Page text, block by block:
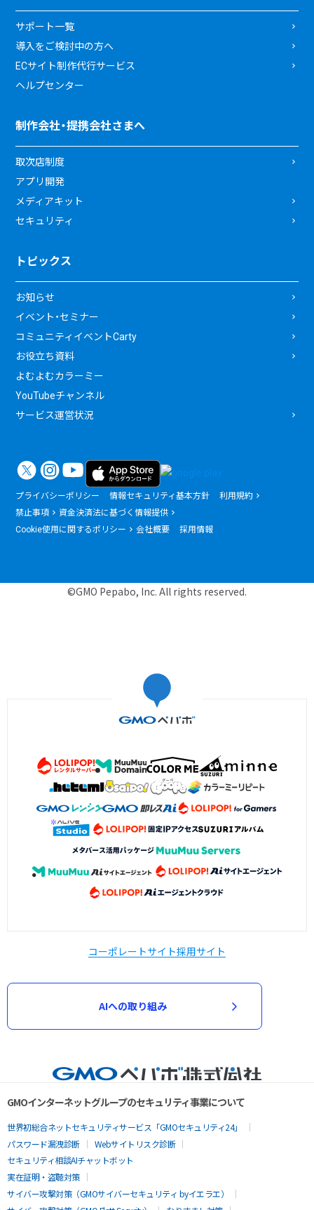
サポート一覧
導入をご検討中の方へ
ECサイト制作代行サービス
ヘルプセンター
制作会社・提携会社さまへ
取次店制度
アプリ開発
メディアキット
セキュリティ
トピックス
お知らせ
イベント・セミナー
コミュニティイベントCarty
お役立ち資料
よむよむカラーミー
YouTubeチャンネル
サービス運営状況
プライバシーポリシー 情報セキュリティ基本方針
利用規約
禁止事項
資金決済法に基づく情報提供
Cookie使用に関するポリシー
会社概要 採用情報
©GMO Pepabo, Inc. All rights reserved.
コーポレートサイト採用サイト
AIへの取り組み
GMOインターネットグループのセキュリティ事業について
世界初総合ネットセキュリティサービス「GMOセキュリティ24」
パスワード漏洩診断
Webサイトリスク診断
セキュリティ相談AIチャットボット
実在証明・盗聴対策
サイバー攻撃対策（GMOサイバーセキュリティ byイエラエ）